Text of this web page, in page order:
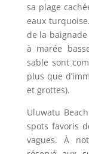
sa plage
eaux
de la
à marée
sable sont
plus que
et grottes).
Uluwatu
spots favoris
vagues. À